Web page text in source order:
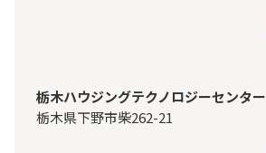
栃木ハウジングテクノロジーセンター
栃木県下野市柴262-21